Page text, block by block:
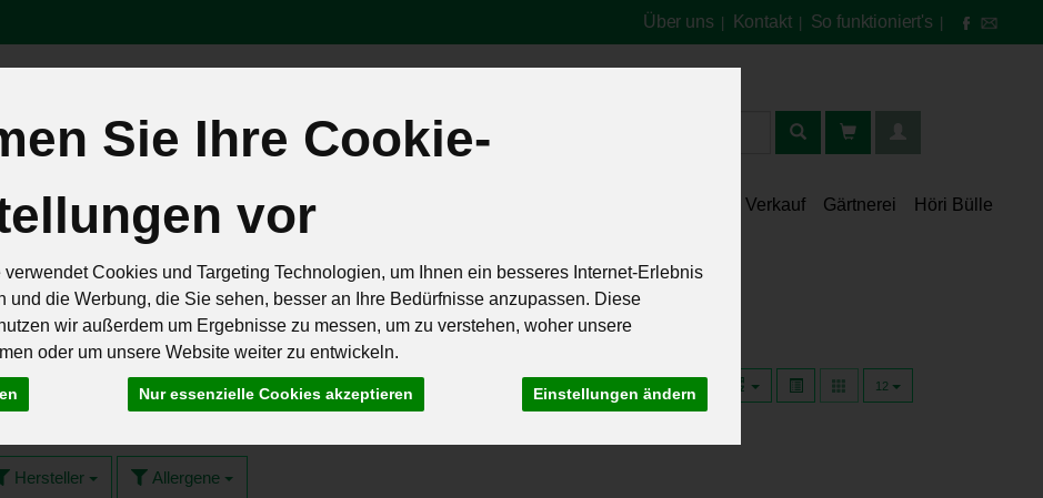
Sie Ihre Cookie-
vor
verwendet Cookies und Targeting Technologien, um Ihnen ein besseres Internet-Erlebnis
und die Werbung, die Sie sehen, besser an Ihre Bedürfnisse anzupassen. Diese
wir außerdem um Ergebnisse zu messen, um zu verstehen, woher unsere
oder um unsere Website weiter zu entwickeln.
Nur essenzielle Cookies akzeptieren Einstellungen ändern
Über uns Kontakt| So funktioniert's
Brot & Eier Feinkost & Geschenke Verkauf Gärtnerei Höri Bülle
8 von 259
12
Hersteller Allergene